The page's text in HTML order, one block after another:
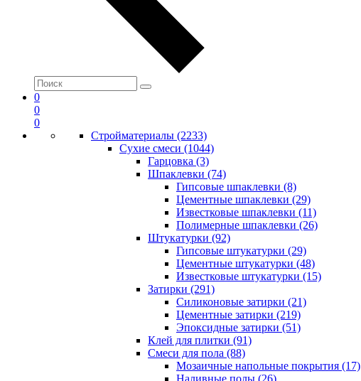
0
0
0
Стройматериалы (2233)
Сухие смеси (1044)
Гарцовка (3)
Шпаклевки (74)
Гипсовые шпаклевки (8)
Цементные шпаклевки (29)
Известковые шпаклевки (11)
Полимерные шпаклевки (26)
Штукатурки (92)
Гипсовые штукатурки (29)
Цементные штукатурки (48)
Известковые штукатурки (15)
Затирки (291)
Силиконовые затирки (21)
Цементные затирки (219)
Эпоксидные затирки (51)
Клей для плитки (91)
Смеси для пола (88)
Мозаичные напольные покрытия (17)
Наливные полы (26)